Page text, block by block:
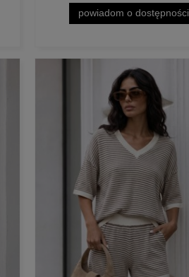
powiadom o dostępności